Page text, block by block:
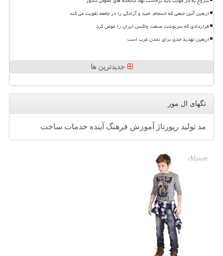
اربعین آئین جمعی که انسجام، امید و آزادگی را در جامعه تقویت می کند
قراردادی که سرنوشت صنعت واکسن ایران را عوض کرد
اربعین تهدید جدی برای تمدن غرب است
جدیدترین ها
تگهای ال مور
مد تولید رپورتاژ آموزش فرهنگ آینده خدمات ساخت